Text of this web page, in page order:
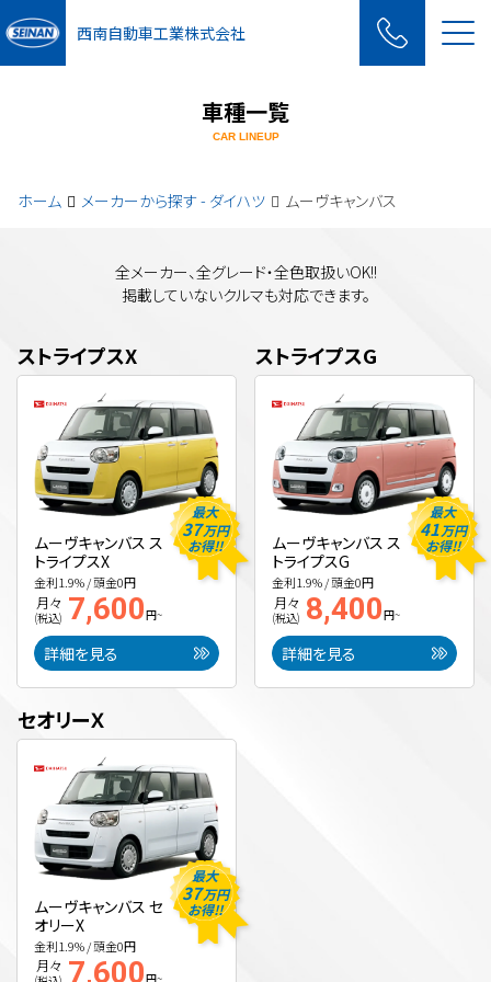
西南自動車工業株式会社
CAR LINEUP
車種一覧
ホーム メーカーから探す - ダイハツ ムーヴキャンバス
全メーカー、全グレード・全色取扱いOK!!
掲載していないクルマも対応できます。
ストライプスX
最大
37万円
お得!!
ムーヴキャンバス ス
トライプスX
金利1.9% / 頭金0円
月々
(税込) 7,600円~
詳細を見る
ストライプスG
最大
41 万円
お得!!
ムーヴキャンバス ス
トライプスG
金利1.9% / 頭金0円
月々
(税込) 8,400円~
詳細を見る
セオリーＸ
最大
37万円
お得!!
ムーヴキャンバス セ
オリーX
金利1.9% / 頭金0円
月々 7,600円~